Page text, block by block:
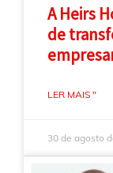
A Heirs
de
LER MAIS "
30 de agosto